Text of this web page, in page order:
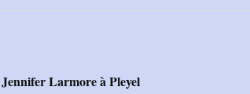
Jennifer Larmore à Pleyel